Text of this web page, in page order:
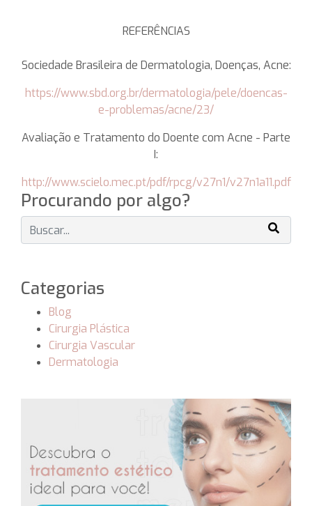
REFERÊNCIAS
Sociedade Brasileira de Dermatologia, Doenças, Acne:
https://www.sbd.org.br/dermatologia/pele/doencas-
e-problemas/acne/23/
Avaliação e Tratamento do Doente com Acne - Parte
I:
http://www.scielo.mec.pt/pdf/rpcg/v27n1/v27n1a11.pdf
Procurando por algo?
Categorias
Blog
Cirurgia Plástica
Cirurgia Vascular
Dermatologia